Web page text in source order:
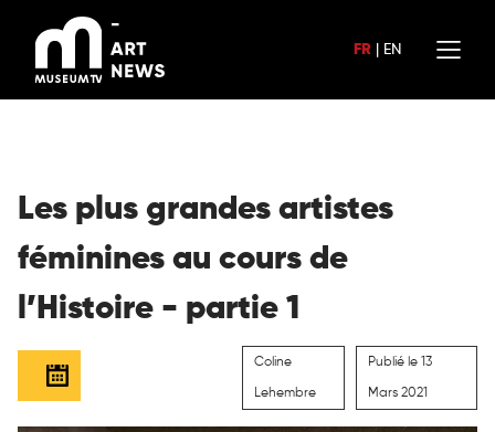
contenu
FR EN
Les plus grandes artistes
féminines au cours de
l’Histoire - partie 1
Coline
Lehembre
Publié le 13
Mars 2021